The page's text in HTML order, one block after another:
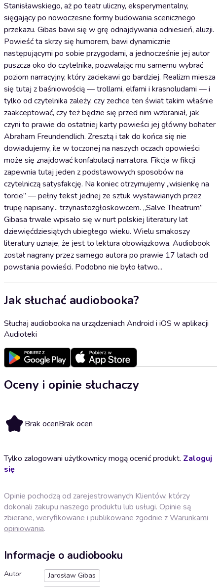
Stanisławskiego, aż po teatr uliczny, eksperymentalny,
sięgający po nowoczesne formy budowania scenicznego
przekazu. Gibas bawi się w grę odnajdywania odniesień, aluzji.
Powieść ta skrzy się humorem, bawi dynamicznie
następującymi po sobie przygodami, a jednocześnie jej autor
puszcza oko do czytelnika, pozwalając mu samemu wybrać
poziom narracyjny, który zaciekawi go bardziej. Realizm miesza
się tutaj z baśniowością — trollami, elfami i krasnoludami — i
tylko od czytelnika zależy, czy zechce ten świat takim właśnie
zaakceptować, czy też będzie się przed nim wzbraniał, jak
czyni to prawie do ostatniej karty powieści jej główny bohater
Abraham Freundendlich. Zresztą i tak do końca się nie
dowiadujemy, ile w toczonej na naszych oczach opowieści
może się znajdować konfabulacji narratora. Fikcja w fikcji
zapewnia tutaj jeden z podstawowych sposobów na
czytelniczą satysfakcję. Na koniec otrzymujemy „wisienkę na
torcie” — pełny tekst jednej ze sztuk wystawianych przez
trupę napisany... trzynastozgłoskowcem. „Salve Theatrum”
Gibasa trwale wpisało się w nurt polskiej literatury lat
dziewięćdziesiątych ubiegłego wieku. Wielu smakoszy
literatury uznaje, że jest to lektura obowiązkowa. Audiobook
został nagrany przez samego autora po prawie 17 latach od
powstania powieści. Podobno nie było łatwo...
Jak słuchać audiobooka?
Słuchaj audiobooka na urządzeniach Android i iOS w aplikacji
Audioteki
Oceny i opinie słuchaczy
Brak ocenBrak ocen
Tylko zalogowani użytkownicy mogą ocenić produkt. Zaloguj
się
Opinie pochodzą od zarejestrowanych Klientów, którzy
dokonali zakupu naszego produktu lub usługi. Opinie są
zbierane, weryfikowane i publikowane zgodnie zWarunkami
opiniowania.
Informacje o audiobooku
Autor
Jarosław Gibas